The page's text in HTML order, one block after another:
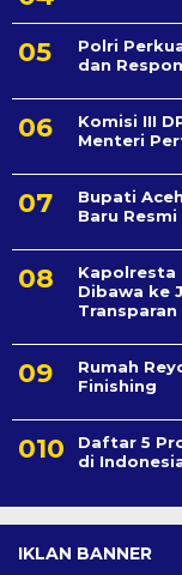
Polri
dan
Komisi III
Menteri
Bupati
Baru
Kapolresta
Dibawa ke
Transparan
Rumah
Finishing
Daftar 5
di
IKLAN BANNER